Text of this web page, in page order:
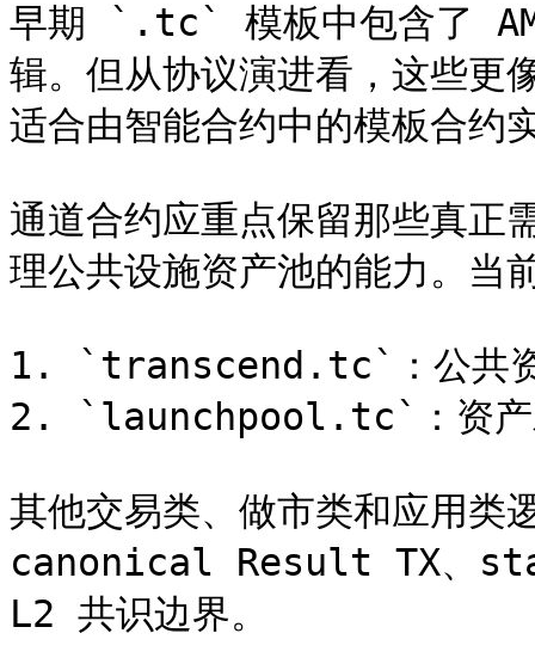
早期 `.tc` 模板中包含了
辑。但从协议演进看，这些
适合由智能合约中的模板合约
通道合约应重点保留那些真
理公共设施资产池的能力。当
1. `transcend.tc`：公共资
2. `launchpool.tc`：资产
其他交易类、做市类和应用类
canonical Result TX、
L2 共识边界。